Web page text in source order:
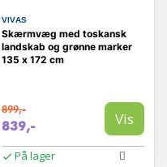
VIVAS
Skærmvæg med toskansk
landskab og grønne marker
135 x 172 cm
899,-
839,- Vis
På lager